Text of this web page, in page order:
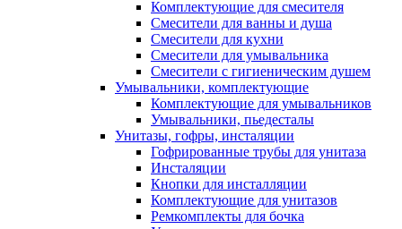
Комплектующие для смесителя
Смесители для ванны и душа
Смесители для кухни
Смесители для умывальника
Смесители с гигиеническим душем
Умывальники, комплектующие
Комплектующие для умывальников
Умывальники, пьедесталы
Унитазы, гофры, инсталяции
Гофрированные трубы для унитаза
Инсталяции
Кнопки для инсталляции
Комплектующие для унитазов
Ремкомплекты для бочка